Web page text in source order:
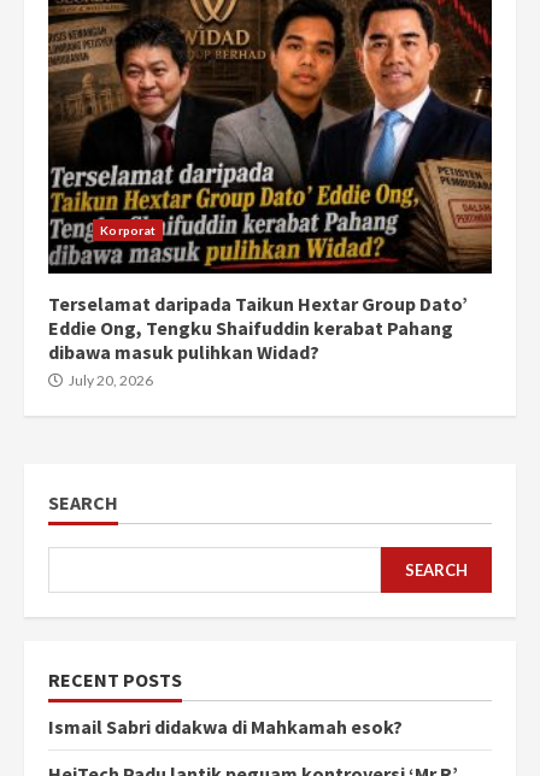
Korporat
Terselamat daripada Taikun Hextar Group Dato’
Eddie Ong, Tengku Shaifuddin kerabat Pahang
dibawa masuk pulihkan Widad?
July 20, 2026
SEARCH
SEARCH
RECENT POSTS
Ismail Sabri didakwa di Mahkamah esok?